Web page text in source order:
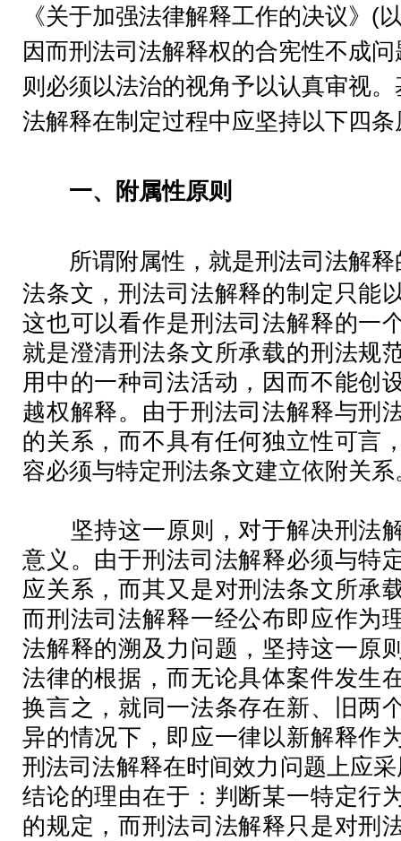
《关于加强法律解释工作的决议》(
因而刑法司法解释权的合宪性不成
则必须以法治的视角予以认真审视
法解释在制定过程中应坚持以下四条
一、附属性原则
所谓附属性，就是刑法司法解释
法条文，刑法司法解释的制定只能
这也可以看作是刑法司法解释的一
就是澄清刑法条文所承载的刑法规
用中的一种司法活动，因而不能创
越权解释。由于刑法司法解释与刑
的关系，而不具有任何独立性可言
容必须与特定刑法条文建立依附关系
坚持这一原则，对于解决刑法
意义。由于刑法司法解释必须与特
应关系，而其又是对刑法条文所承
而刑法司法解释一经公布即应作为
法解释的溯及力问题，坚持这一原
法律的根据，而无论具体案件发生
换言之，就同一法条存在新、旧两
异的情况下，即应一律以新解释作
刑法司法解释在时间效力问题上应
结论的理由在于：判断某一特定行
的规定，而刑法司法解释只是对刑